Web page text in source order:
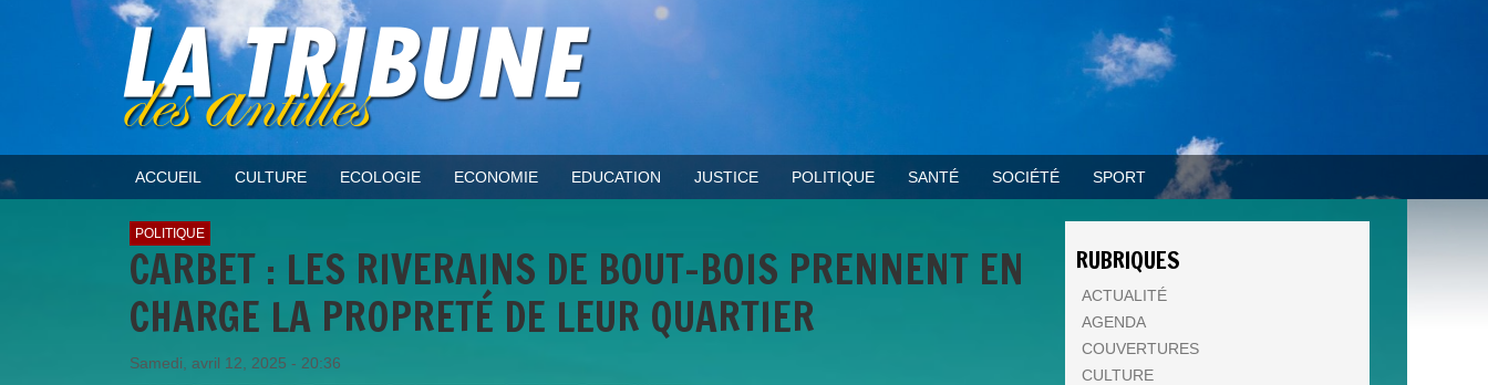
ACCUEIL CULTURE ECOLOGIE ECONOMIE EDUCATION JUSTICE POLITIQUE SANTÉ SOCIÉTÉ SPORT
POLITIQUE
CARBET : LES RIVERAINS DE BOUT-BOIS PRENNENT EN
CHARGE LA PROPRETÉ DE LEUR QUARTIER
Samedi, avril 12, 2025 - 20:36
RUBRIQUES
ACTUALITÉ
AGENDA
COUVERTURES
CULTURE